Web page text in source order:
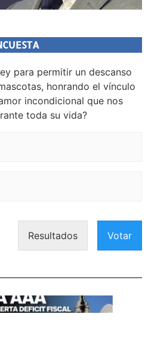
para permitir un descanso
honrando el vínculo
incondicional que nos
toda su vida?
Resultados Votar